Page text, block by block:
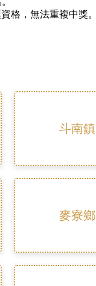
格，無法重複中獎。
斗南鎮
麥寮鄉